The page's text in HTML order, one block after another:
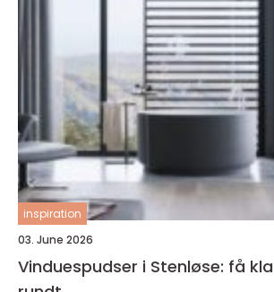
inspiration
03. June 2026
Vinduespudser i Stenløse: få